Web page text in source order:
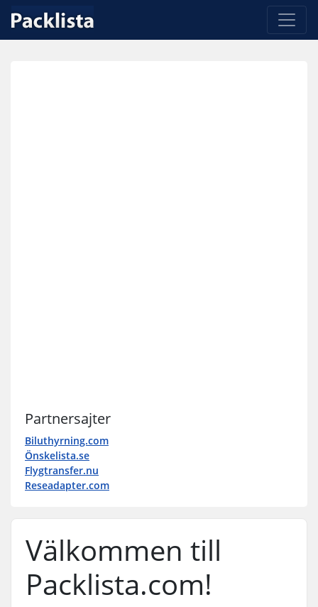
Partnersajter
Biluthyrning.com
Önskelista.se
Flygtransfer.nu
Reseadapter.com
Välkommen till
Packlista.com!